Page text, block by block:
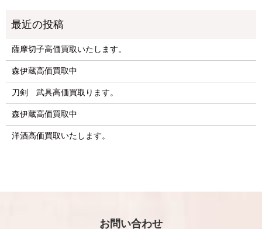
薩摩切子高価買取いたします。
森伊蔵高価買取中
刀剣 武具高価買取ります。
森伊蔵高価買取中
洋酒高価買取いたします。
お問い合わせ